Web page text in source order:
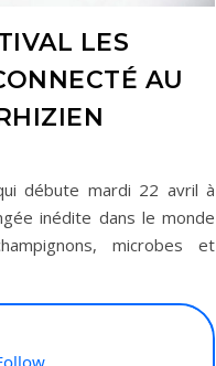
LES
AU
débute mardi 22 avril à
inédite dans le monde
microbes et